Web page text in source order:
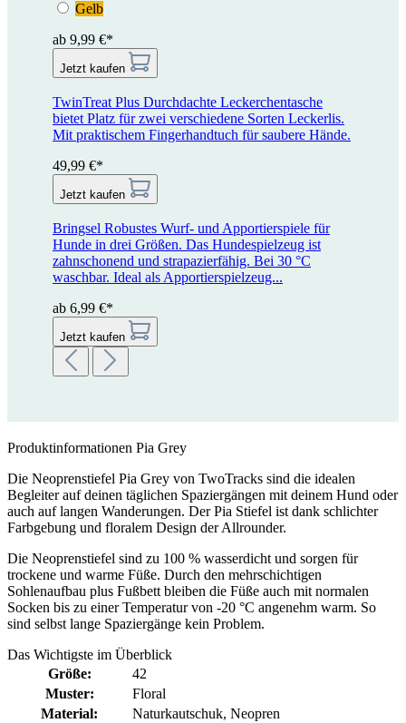
Gelb
ab 9,99 €*
Jetzt kaufen
TwinTreat Plus Durchdachte Leckerchentasche
bietet Platz für zwei verschiedene Sorten Leckerlis.
Mit praktischem Fingerhandtuch für saubere Hände.
49,99 €*
Jetzt kaufen
Bringsel Robustes Wurf- und Apportierspiele für
Hunde in drei Größen. Das Hundespielzeug ist
zahnschonend und strapazierfähig. Bei 30 °C
waschbar. Ideal als Apportierspielzeug...
ab 6,99 €*
Jetzt kaufen
Produktinformationen Pia Grey
Die Neoprenstiefel Pia Grey von TwoTracks sind die idealen
Begleiter auf deinen täglichen Spaziergängen mit deinem Hund oder
auch auf langen Wanderungen. Der Pia Stiefel ist dank schlichter
Farbgebung und floralem Design der Allrounder.
Die Neoprenstiefel sind zu 100 % wasserdicht und sorgen für
trockene und warme Füße. Durch den mehrschichtigen
Sohlenaufbau plus Fußbett bleiben die Füße auch mit normalen
Socken bis zu einer Temperatur von -20 °C angenehm warm. So
sind selbst lange Spaziergänge kein Problem.
Das Wichtigste im Überblick
Größe:
42
Muster:
Floral
Material:
Naturkautschuk, Neopren